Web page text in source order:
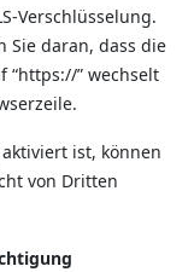
Verschlüsselung.
Sie daran, dass die
“https://” wechselt
aktiviert ist, können
von Dritten